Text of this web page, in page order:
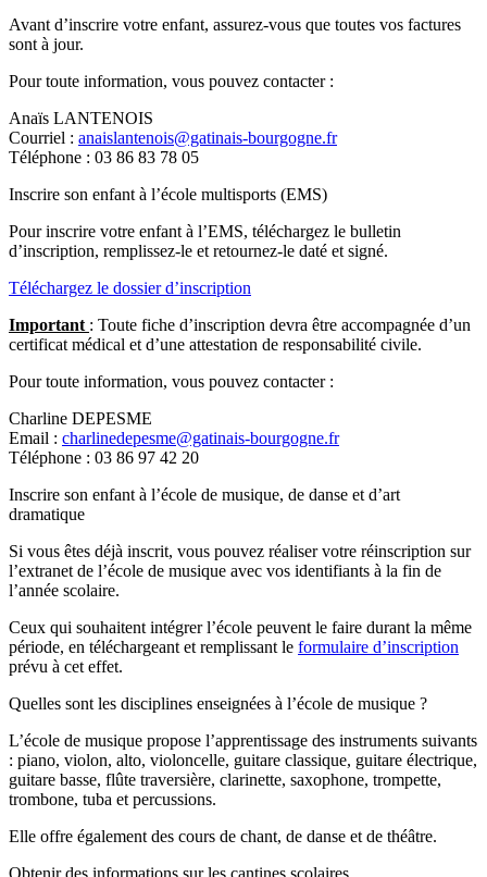
Avant d’inscrire votre enfant, assurez-vous que toutes vos factures
sont à jour.
Pour toute information, vous pouvez contacter :
Anaïs LANTENOIS
Courriel : anaislantenois@gatinais-bourgogne.fr
Téléphone : 03 86 83 78 05
Inscrire son enfant à l’école multisports (EMS)
Pour inscrire votre enfant à l’EMS, téléchargez le bulletin
d’inscription, remplissez-le et retournez-le daté et signé.
Téléchargez le dossier d’inscription
Important : Toute fiche d’inscription devra être accompagnée d’un
certificat médical et d’une attestation de responsabilité civile.
Pour toute information, vous pouvez contacter :
Charline DEPESME
Email : charlinedepesme@gatinais-bourgogne.fr
Téléphone : 03 86 97 42 20
Inscrire son enfant à l’école de musique, de danse et d’art
dramatique
Si vous êtes déjà inscrit, vous pouvez réaliser votre réinscription sur
l’extranet de l’école de musique avec vos identifiants à la fin de
l’année scolaire.
Ceux qui souhaitent intégrer l’école peuvent le faire durant la même
période, en téléchargeant et remplissant le formulaire d’inscription
prévu à cet effet.
Quelles sont les disciplines enseignées à l’école de musique ?
L’école de musique propose l’apprentissage des instruments suivants
: piano, violon, alto, violoncelle, guitare classique, guitare électrique,
guitare basse, flûte traversière, clarinette, saxophone, trompette,
trombone, tuba et percussions.
Elle offre également des cours de chant, de danse et de théâtre.